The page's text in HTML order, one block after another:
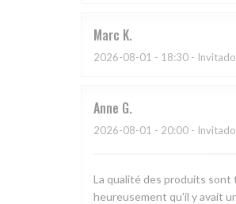
Marc K
2026-08-01 - 18:30 -
Anne G
2026-08-01 - 20:00 -
La qualité des produits sont
heureusement qu'il y avait